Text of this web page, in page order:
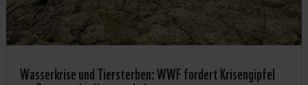
Wasserkrise und Tiersterben: WWF fordert Krisengipfel